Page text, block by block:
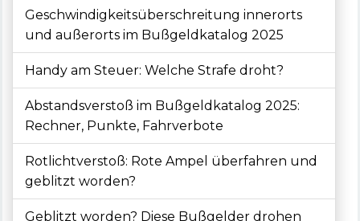
Geschwindigkeitsüberschreitung innerorts
und außerorts im Bußgeldkatalog 2025
Handy am Steuer: Welche Strafe droht?
Abstandsverstoß im Bußgeldkatalog 2025:
Rechner, Punkte, Fahrverbote
Rotlichtverstoß: Rote Ampel überfahren und
geblitzt worden?
Geblitzt worden? Diese Bußgelder drohen